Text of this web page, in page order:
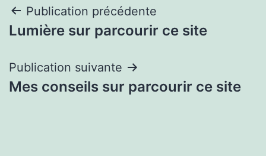
Navigation
de
l’article
Publication précédente
Lumière sur parcourir ce site
Publication suivante
Mes conseils sur parcourir ce site